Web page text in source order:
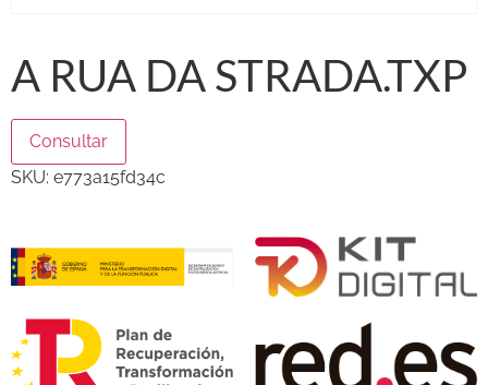
A RUA DA STRADA.TXP
Consultar
SKU: e773a15fd34c